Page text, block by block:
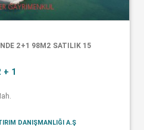
2+1 98M2 SATILIK 15
+ 1
DANIŞMANLIĞI A.Ş